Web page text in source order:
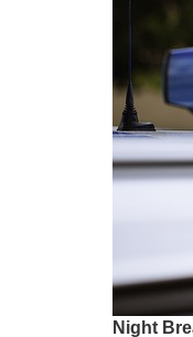
Night